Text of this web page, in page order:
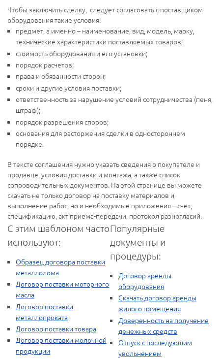
Чтобы заключить сделку, следует согласовать с поставщиком
оборудования такие условия:
предмет, а именно – наименование, вид, модель, марку,
технические характеристики поставляемых товаров;
стоимость оборудования и его установки;
порядок расчетов;
права и обязанности сторон;
сроки и другие условия поставки;
ответственность за нарушение условий сотрудничества (пеня,
штраф);
порядок разрешения споров;
основания для расторжения сделки в одностороннем
порядке.
В тексте соглашения нужно указать сведения о покупателе и
продавце, условия доставки и монтажа, а также список
сопроводительных документов. На этой странице вы можете
скачать не только договор на поставку материалов и
выполнение работ, но и необходимые приложения – счет,
спецификацию, акт приема-передачи, протокол разногласий.
С этим шаблоном часто
используют:
Образец договора поставки
металлолома
Договор поставки моторного
масла
Договор поставки
металлопроката
Договор поставки товара
Договор поставки молочной
продукции
Популярные
документы и
процедуры:
Договор аренды
оборудования
Скачать договор аренды
жилого помещения
Доверенность на получение
денежных средств
Отпуск с последующим
увольнением